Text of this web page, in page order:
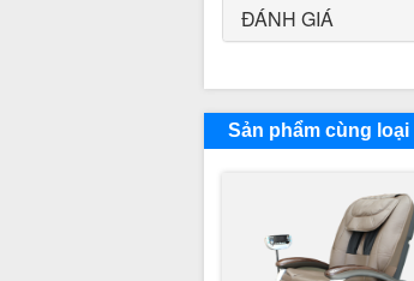
ĐÁNH GIÁ
Sản phẩm cùng loại